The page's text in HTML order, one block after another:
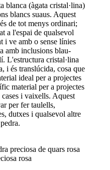
blanca (àgata cristal·lina)
blancs suaus. Aquest
de tot menys ordinari;
a l'espai de qualsevol
i ve amb o sense línies
amb inclusions blau-
L'estructura cristal·lina
i és translúcida, cosa que
ideal per a projectes
material per a projectes
i vaixells. Aquest
per fer taulells,
dutxes i qualsevol altre